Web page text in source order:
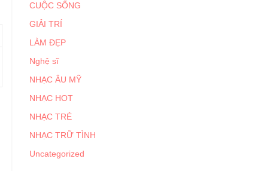
CUỘC SỐNG
GIẢI TRÍ
LÀM ĐẸP
Nghệ sĩ
NHẠC ÂU MỸ
NHẠC HOT
NHẠC TRẺ
NHẠC TRỮ TÌNH
Uncategorized